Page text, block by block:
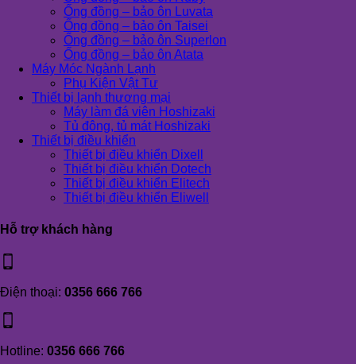
Ống đồng – bảo ôn Luvata
Ống đồng – bảo ôn Taisei
Ống đồng – bảo ôn Superlon
Ống đồng – bảo ôn Atata
Máy Móc Ngành Lạnh
Phụ Kiện Vật Tư
Thiết bị lạnh thương mại
Máy làm đá viên Hoshizaki
Tủ đông, tủ mát Hoshizaki
Thiết bị điều khiển
Thiết bị điều khiển Dixell
Thiết bị điều khiển Dotech
Thiết bị điều khiển Elitech
Thiết bị điều khiển Eliwell
Hỗ trợ khách hàng
Điện thoại: 0356 666 766
Hotline: 0356 666 766